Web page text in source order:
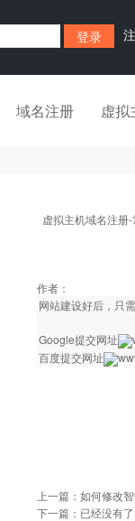
域名注册 虚拟
虚拟主机域名注册
作者：
网站建设好后，只
Google提交网址
百度提交网址
上一篇： 如何修改
下一篇：已经没有了